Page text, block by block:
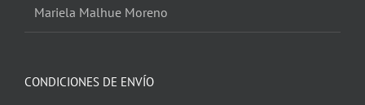
Mariela Malhue Moreno
CONDICIONES DE ENVÍO